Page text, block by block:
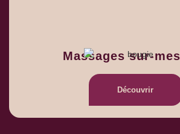
Massages sur-
Découvrir